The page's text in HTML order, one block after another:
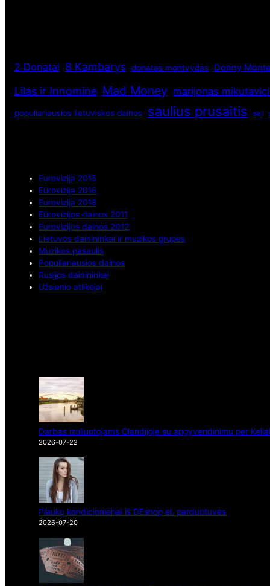
2 Donatai 8 Kambarys donatas montvydas Donny
Lilas ir Innomine Mad Money marijonas
populiariausios lietuviskos dainos saulius prusaitis sel
Eurovizija 2015
Eurovizija 2016
Eurovizija 2018
Eurovizijos dainos 2011
Eurovizijos dainos 2012
Lietuvos dainininkai ir muzikos grupės
Muzikos pasaulis
Populiariausios dainos
Rusijos dainininkai
Užsienio atlikėjai
Darbas izoliuotojams Olandijoje su apgyvendinimu per
2026-07-22
Plaukų kondicionieriai iš DEshop el. parduotuvės
2026-07-20